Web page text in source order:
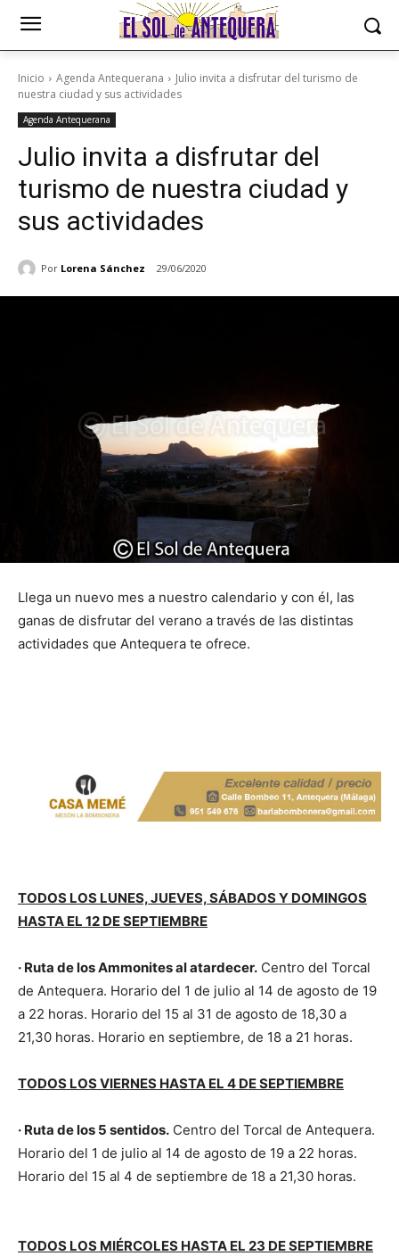
Inicio Agenda Antequerana
Julio invita a disfrutar del turismo de
nuestra ciudad y sus actividades
Agenda Antequerana
Julio invita a disfrutar del
turismo de nuestra ciudad y
sus actividades
Por Lorena Sánchez 29/06/2020
Llega un nuevo mes a nuestro calendario y con él, las
ganas de disfrutar del verano a través de las distintas
actividades que Antequera te ofrece.
TODOS LOS LUNES, JUEVES, SÁBADOS Y DOMINGOS
HASTA EL 12 DE SEPTIEMBRE
· Ruta de los Ammonites al atardecer. Centro del Torcal
de Antequera. Horario del 1 de julio al 14 de agosto de 19
a 22 horas. Horario del 15 al 31 de agosto de 18,30 a
21,30 horas. Horario en septiembre, de 18 a 21 horas.
TODOS LOS VIERNES HASTA EL 4 DE SEPTIEMBRE
· Ruta de los 5 sentidos. Centro del Torcal de Antequera.
Horario del 1 de julio al 14 de agosto de 19 a 22 horas.
Horario del 15 al 4 de septiembre de 18 a 21,30 horas.
TODOS LOS MIÉRCOLES HASTA EL 23 DE SEPTIEMBRE